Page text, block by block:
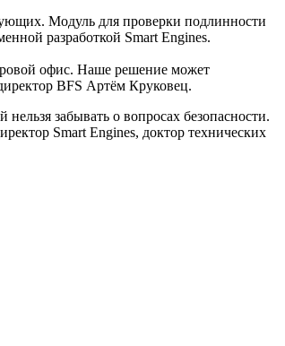
Модуль для проверки подлинности
разработкой Smart Engines.
офис. Наше решение может
BFS Артём Круковец.
забывать о вопросах безопасности.
Smart Engines, доктор технических